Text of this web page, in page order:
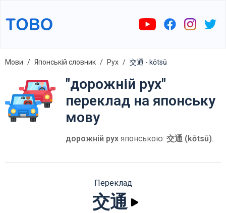
Мови Японській словник Рух 交通 - kōtsū
"дорожній рух"
переклад на японську
мову
дорожній рух японською: 交通 (kōtsū).
Переклад
交通